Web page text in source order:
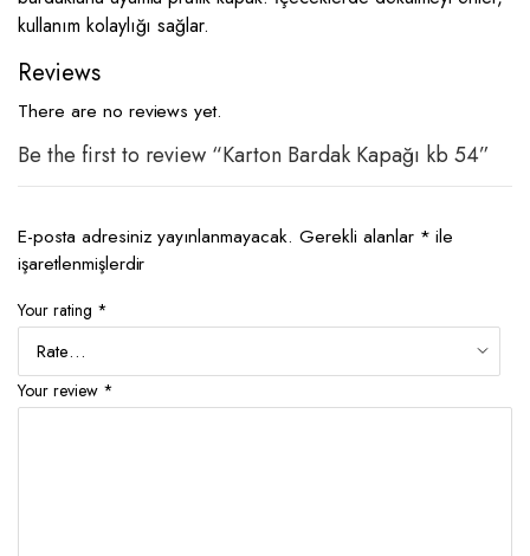
kullanım kolaylığı sağlar.
Reviews
There are no reviews yet.
Be the first to review “Karton Bardak Kapağı kb 54”
E-posta adresiniz yayınlanmayacak. Gerekli alanlar * ile
işaretlenmişlerdir
Your rating *
Your review *